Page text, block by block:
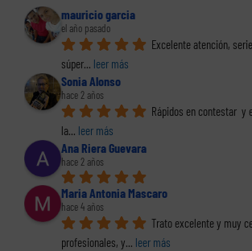
mauricio garcia
el año pasado
Excelente atención,
súper
leer más
Sonia Alonso
hace 2 años
Rápidos en contestar  y
la
leer más
Ana Riera Guevara
hace 2 años
Maria Antonia Mascaro
hace 4 años
Trato excelente y muy
profesionales, y... leer más